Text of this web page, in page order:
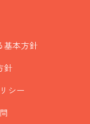
基本方針
針
シー